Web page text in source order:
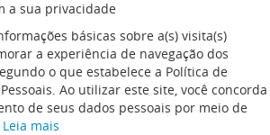
a sua privacidade
básicas sobre a(s) visita(s)
a experiência de navegação dos
o que estabelece a Política de
Ao utilizar este site, você concorda
de seus dados pessoais por meio de
Leia mais